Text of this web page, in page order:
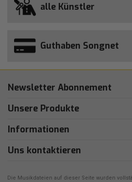
alle Künstler
Guthaben Songnet
Newsletter Abonnement
Unsere Produkte
Informationen
Uns kontaktieren
Die Musikdateien auf dieser Seite wurden